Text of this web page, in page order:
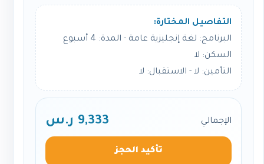
التفاصيل المختارة:
البرنامج: لغة إنجليزية عامة - المدة: 4 أسبوع
السكن: لا
التأمين: لا - الاستقبال: لا
الإجمالي 9,333 ر.س
تأكيد الحجز